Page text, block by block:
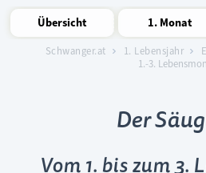
Übersicht 1. Monat
Schwanger.at 1. Lebensjahr
1.-3.
Der
Vom 1. bis zum 3.